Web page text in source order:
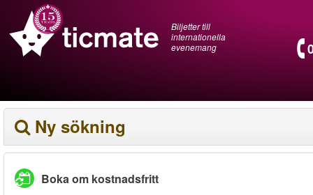
Biljetter till
internationella
evenemang
Ny sökning
Boka om kostnadsfritt